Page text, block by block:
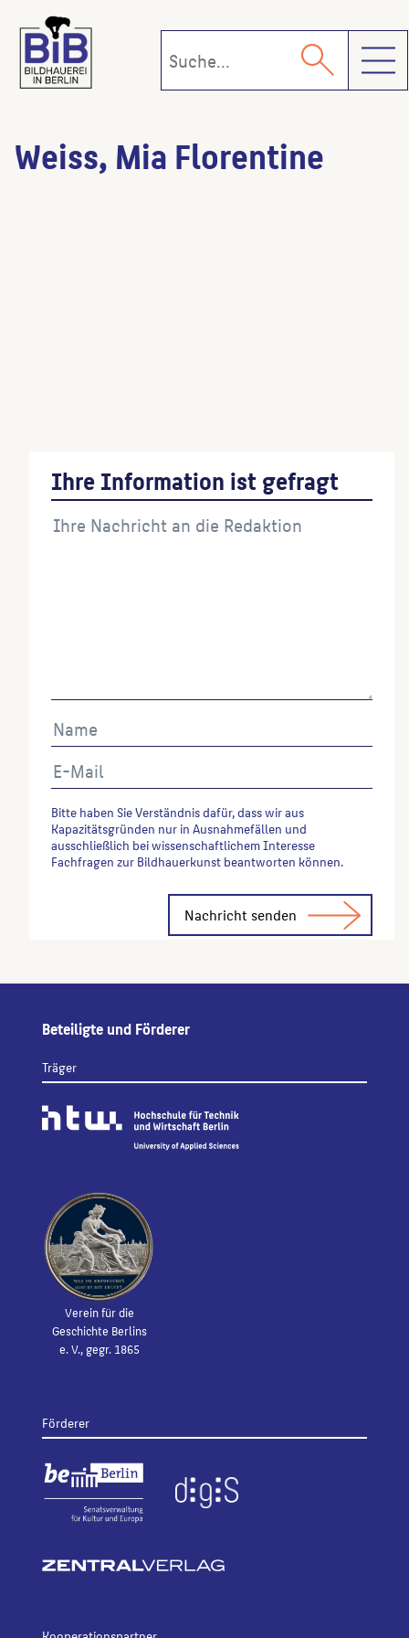
Weiss, Mia Florentine
Ihre Information ist gefragt
Bitte haben Sie Verständnis dafür, dass wir aus
Kapazitätsgründen nur in Ausnahmefällen und
ausschließlich bei wissenschaftlichem Interesse
Fachfragen zur Bildhauerkunst beantworten können.
Beteiligte und Förderer
Träger
Verein für die
Geschichte Berlins
e. V., gegr. 1865
Förderer